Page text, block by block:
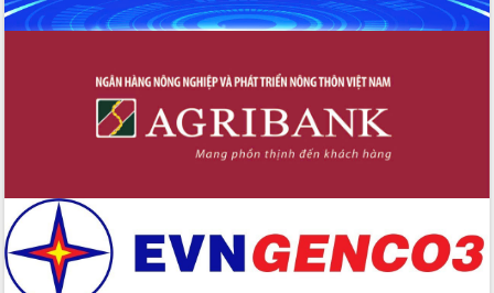
thông nguồn lực phát triển
tỉnh thông qua hiện đại hóa hành chính
Xã Ea Phê gắn cải cách hành chính với
Phó Chủ tịch Thường trực UBND tỉnh
tâm Phục vụ hành chính công xã Ea
Phê
Xây dựng nền hành chính số đồng
hành cùng nông dân dân, doanh nghiệp